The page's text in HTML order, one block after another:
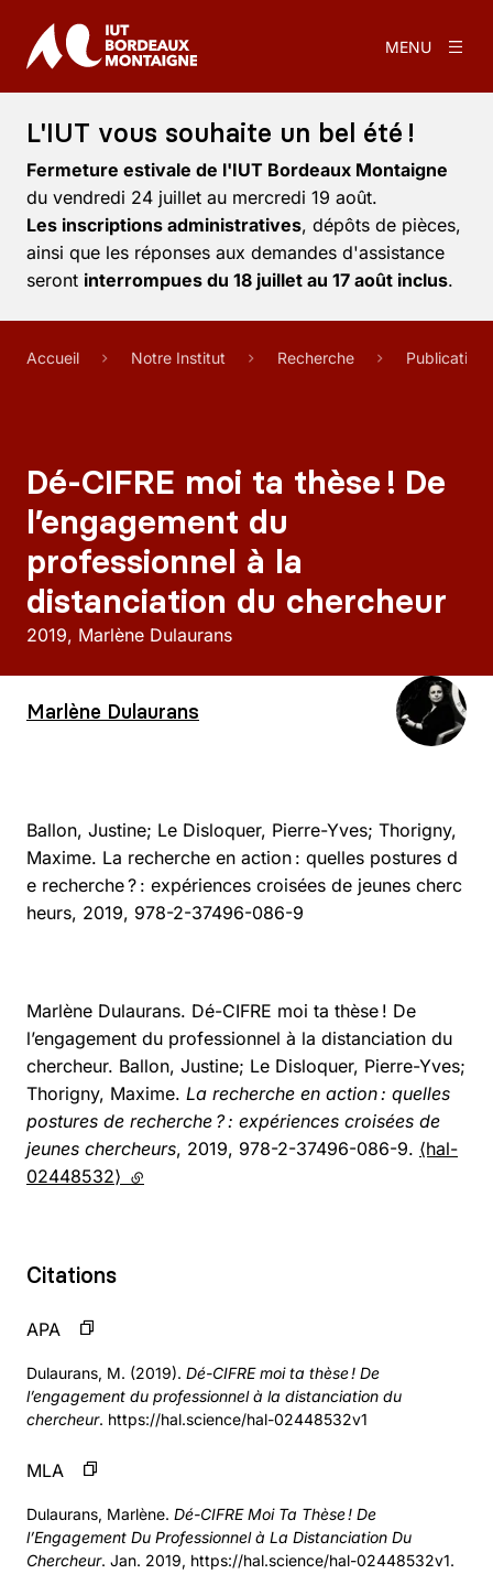
MENU
L'IUT vous souhaite un bel été !
Fermeture estivale de l'IUT Bordeaux Montaigne
du vendredi 24 juillet au mercredi 19 août.
Les inscriptions administratives, dépôts de pièces,
ainsi que les réponses aux demandes d'assistance
seront interrompues du 18 juillet au 17 août inclus.
Accueil Notre Institut Recherche
Dé-CIFRE moi ta thèse ! De
l’engagement du
professionnel à la
distanciation du chercheur
2019 Marlène Dulaurans
Marlène Dulaurans
Ballon, Justine; Le Disloquer, Pierre-Yves; Thorigny,
Maxime. La recherche en action : quelles postures d
e recherche ? : expériences croisées de jeunes cherc
heurs, 2019, 978-2-37496-086-9
Marlène Dulaurans. Dé-CIFRE moi ta thèse ! De
l’engagement du professionnel à la distanciation du
chercheur. Ballon, Justine; Le Disloquer, Pierre-Yves;
Thorigny, Maxime. La recherche en action : quelles
postures de recherche ? : expériences croisées de
jeunes chercheurs, 2019, 978-2-37496-086-9. ⟨hal-
02448532⟩ (lien externe)
Citations
APA
Dulaurans, M. (2019). Dé-CIFRE moi ta thèse ! De
l’engagement du professionnel à la distanciation du
chercheur. https://hal.science/hal-02448532v1
MLA
Dulaurans, Marlène. Dé-CIFRE Moi Ta Thèse ! De
l’Engagement Du Professionnel à La Distanciation Du
Chercheur. Jan. 2019, https://hal.science/hal-02448532v1.